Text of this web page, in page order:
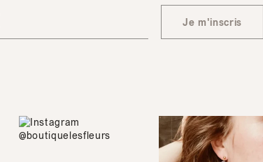
Je m'inscris